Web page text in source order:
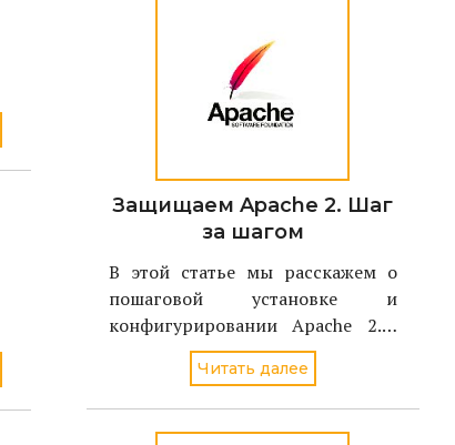
доменов .RU/.РФ Андрея
Воробьева, национальный дом
Защищаем Apache 2. Шаг
за шагом
В этой статье мы расскажем о
пошаговой установке и
конфигурировании Apache 2.0,
чтобы снизить риск
неавторизованного доступа или
успешного взлома в случае
применения новой уязвимости,
Читать далее